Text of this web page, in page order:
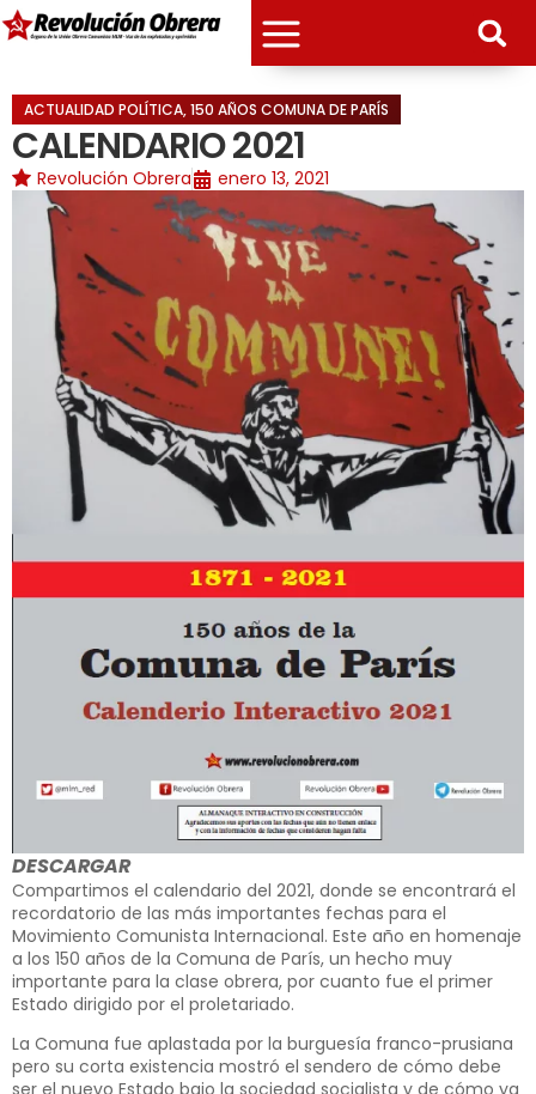
ACTUALIDAD POLÍTICA,150 AÑOS COMUNA DE PARÍS
CALENDARIO 2021
Revolución Obrera enero 13, 2021
DESCARGAR
Compartimos el calendario del 2021, donde se encontrará el
recordatorio de las más importantes fechas para el
Movimiento Comunista Internacional. Este año en homenaje
a los 150 años de la Comuna de París, un hecho muy
importante para la clase obrera, por cuanto fue el primer
Estado dirigido por el proletariado.
La Comuna fue aplastada por la burguesía franco-prusiana
pero su corta existencia mostró el sendero de cómo debe